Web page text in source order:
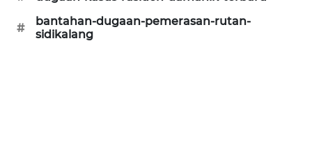
#
bantahan-dugaan-pemerasan-rutan-
sidikalang
ALPERKLINAS